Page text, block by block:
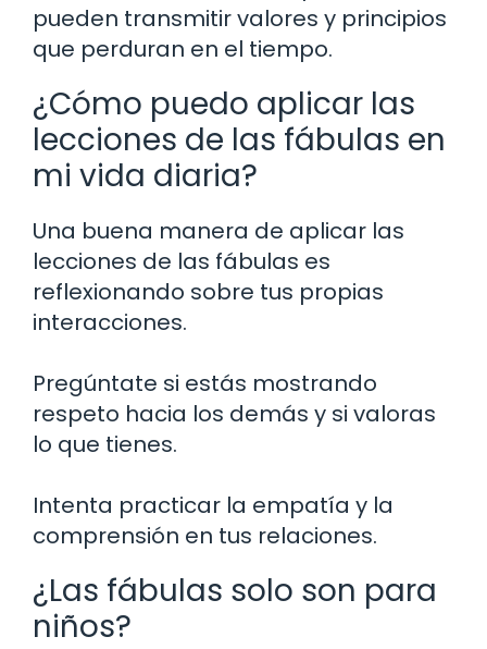
pueden transmitir valores y principios
que perduran en el tiempo.
¿Cómo puedo aplicar las
lecciones de las fábulas en
mi vida diaria?
Una buena manera de aplicar las
lecciones de las fábulas es
reflexionando sobre tus propias
interacciones.
Pregúntate si estás mostrando
respeto hacia los demás y si valoras
lo que tienes.
Intenta practicar la empatía y la
comprensión en tus relaciones.
¿Las fábulas solo son para
niños?